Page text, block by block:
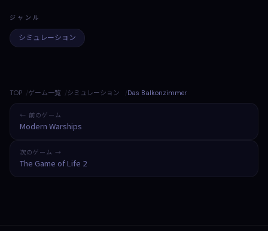
ジャンル
シミュレーション
TOP ゲーム一覧 シミュレーション Das Balkonzimmer
← 前のゲーム
Modern Warships
次のゲーム →
The Game of Life 2